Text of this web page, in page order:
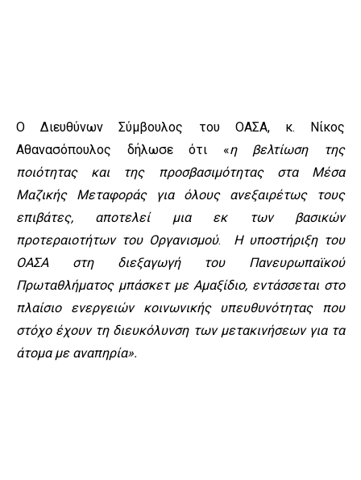
Ο Διευθύνων Σύμβουλος του ΟΑΣΑ, κ. Νίκος
Αθανασόπουλος δήλωσε ότι «η
βελτίωση της
ποιότητας και της προσβασιμότητας στα Μέσα
Μαζικής Μεταφοράς για όλους ανεξαιρέτως τους
επιβάτες, αποτελεί μια εκ των βασικών
προτεραιοτήτων του Οργανισμού. Η υποστήριξη του
ΟΑΣΑ στη διεξαγωγή του Πανευρωπαϊκού
Πρωταθλήματος μπάσκετ με Αμαξίδιο, εντάσσεται στο
πλαίσιο ενεργειών κοινωνικής υπευθυνότητας που
στόχο έχουν τη διευκόλυνση των μετακινήσεων για τα
άτομα με αναπηρία».